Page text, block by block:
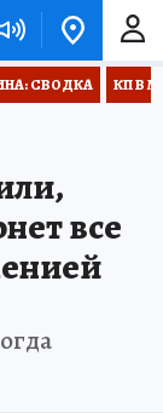
СВОДКА КП В
все